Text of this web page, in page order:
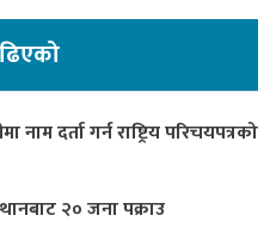
नाम दर्ता गर्न राष्ट्रिय परिचयपत्रको
२० जना पक्राउ